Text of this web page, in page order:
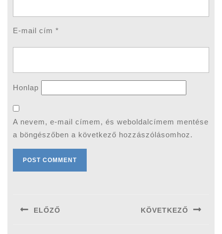
E-mail cím*
Honlap
A nevem, e-mail címem, és weboldalcímem mentése
a böngészőben a következő hozzászólásomhoz.
ELŐZŐ KÖVETKEZŐ